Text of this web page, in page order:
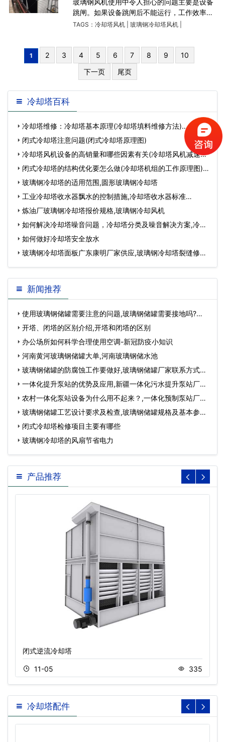
玻璃钢风机使用中令人担心的问题主要是设备
跳闸。如果设备跳闸后不能运行，工作效率将
受到严重影响。关键是仍然需要时间来找出原
TAGS： 冷却塔风机| 玻璃钢冷却塔风机|
1 2 3 4 5 6 7 8 9
10
下一页
尾页
冷却塔百科
冷却塔维修：冷却塔基本原理(冷却塔填料维修方法)…
闭式冷却塔注意问题(闭式冷却塔原理图)
冷却塔风机设备的高销量和哪些因素有关(冷却塔风机减速机
图解)…
闭式冷却塔的结构优化要怎么做(冷却塔机组的工作原理图)…
玻璃钢冷却塔的适用范围,圆形玻璃钢冷却塔
工业冷却塔收水器飘水的控制措施,冷却塔收水器标准…
炼油厂玻璃钢冷却塔报价规格,玻璃钢冷却风机
如何解决冷却塔噪音问题，冷却塔分类及噪音解决方案,冷却
塔效果不好怎么…
如何做好冷却塔安全放水
玻璃钢冷却塔面板广东康明厂家供应,玻璃钢冷却塔裂缝修
复…
新闻推荐
使用玻璃钢储罐需要注意的问题,玻璃钢储罐需要接地吗?…
开塔、闭塔的区别介绍,开塔和闭塔的区别
办公场所如何科学合理使用空调-新冠防疫小知识
河南黄河玻璃钢储罐大单,河南玻璃钢储水池
玻璃钢储罐的防腐蚀工作要做好,玻璃钢储罐厂家联系方式及
电话…
一体化提升泵站的优势及应用,新疆一体化污水提升泵站厂
家…农村一体化泵站设备为什么用不起来？,一体化预制泵站厂
家…玻璃钢储罐工艺设计要求及检查,玻璃钢储罐规格及基本参
数…闭式冷却塔检修项目主要有哪些
玻璃钢冷却塔的风扇节省电力
产品推荐
闭式逆流冷却塔
11-05 335
冷却塔配件